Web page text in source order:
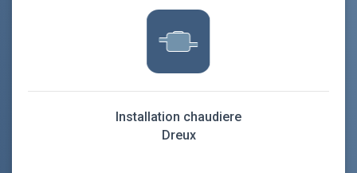
Installation chaudiere
Dreux